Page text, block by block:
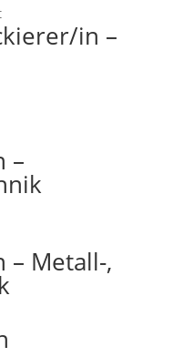
in –
–
Metall-,